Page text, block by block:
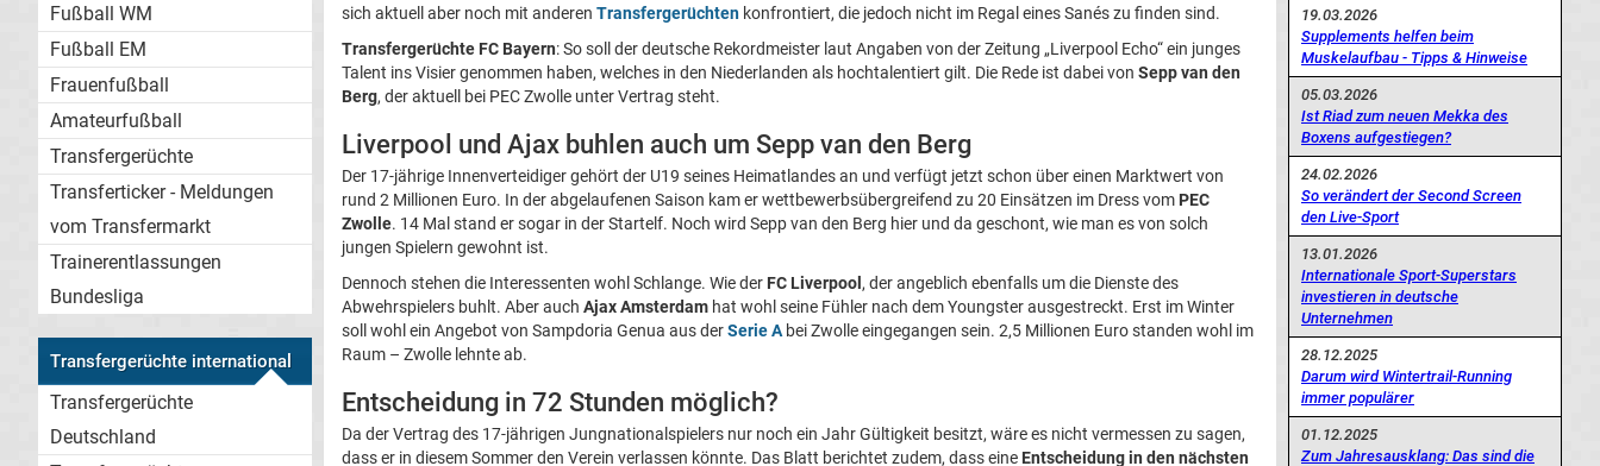
Fußball WM
Fußball EM
Frauenfußball
Amateurfußball
Transfergerüchte
Transferticker - Meldungen
vom Transfermarkt
Trainerentlassungen
Bundesliga
Transfergerüchte international
Transfergerüchte
Deutschland
sich aktuell aber noch mit anderen Transfergerüchten konfrontiert, die jedoch nicht im Regal eines Sanés zu finden sind.
Transfergerüchte FC Bayern: So soll der deutsche Rekordmeister laut Angaben von der Zeitung „Liverpool Echo“ ein junges
Talent ins Visier genommen haben, welches in den Niederlanden als hochtalentiert gilt. Die Rede ist dabei von Sepp van den
Berg, der aktuell bei PEC Zwolle unter Vertrag steht.
Liverpool und Ajax buhlen auch um Sepp van den Berg
Der 17-jährige Innenverteidiger gehört der U19 seines Heimatlandes an und verfügt jetzt schon über einen Marktwert von
rund 2 Millionen Euro. In der abgelaufenen Saison kam er wettbewerbsübergreifend zu 20 Einsätzen im Dress vom PEC
Zwolle. 14 Mal stand er sogar in der Startelf. Noch wird Sepp van den Berg hier und da geschont, wie man es von solch
jungen Spielern gewohnt ist.
Dennoch stehen die Interessenten wohl Schlange. Wie der FC Liverpool , der angeblich ebenfalls um die Dienste des
Abwehrspielers buhlt. Aber auch Ajax Amsterdam hat wohl seine Fühler nach dem Youngster ausgestreckt. Erst im Winter
soll wohl ein Angebot von Sampdoria Genua aus derSerie A bei Zwolle eingegangen sein. 2,5 Millionen Euro standen wohl im
Raum – Zwolle lehnte ab.
Entscheidung in 72 Stunden möglich?
Da der Vertrag des 17-jährigen Jungnationalspielers nur noch ein Jahr Gültigkeit besitzt, wäre es nicht vermessen zu sagen,
dass er in diesem Sommer den Verein verlassen könnte. Das Blatt berichtet zudem, dass eine Entscheidung in den nächsten
19.03.2026
Supplements helfen beim
Muskelaufbau - Tipps & Hinweise
05.03.2026
Ist Riad zum neuen Mekka des
Boxens aufgestiegen?
24.02.2026
So verändert der Second Screen
den Live-Sport
13.01.2026
Internationale Sport-Superstars
investieren in deutsche
Unternehmen
28.12.2025
Darum wird Wintertrail-Running
immer populärer
01.12.2025
Zum Jahresausklang: Das sind die